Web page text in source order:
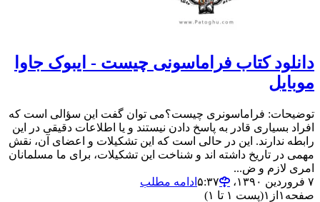
دانلود کتاب فراماسونی چیست - ایبوک جاوا
موبایل
توضیحات: فراماسونری چیست؟می توان گفت این سؤالی است که
افراد بسیاری قادر به پاسخ دادن نیستند و یا اطلاعات دقیقی در این
رابطه ندارند. این در حالی است که این تشکیلات و اعضای آن، نقش
مهمی در تاریخ داشته اند و شناخت این تشکیلات، برای ما مسلمانان
امری لازم و ض...
۷ فروردین ۱۳۹۰،‏ ۵:۳۷
ادامه مطلب
صفحه ۱ از ۱(پست ۱ تا ۱)